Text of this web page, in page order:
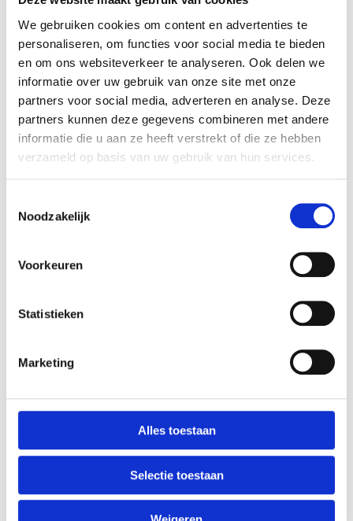
We gebruiken cookies om content en advertenties te
personaliseren, om functies voor social media te bieden
en om ons websiteverkeer te analyseren. Ook delen we
informatie over uw gebruik van onze site met onze
partners voor social media, adverteren en analyse. Deze
partners kunnen deze gegevens combineren met andere
informatie die u aan ze heeft verstrekt of die ze hebben
verzameld op basis van uw gebruik van hun services.
Noodzakelijk
Voorkeuren
Statistieken
Marketing
Alles toestaan
Selectie toestaan
Gang
Borrelhapje, Dagschotels, Hoofdgerecht
Keuken
Marokkaanse
Benodigheden
Ingrediënten 3x
400 gr
2 eetlepels
1 handjepijnboompitten
honing
Olijfolie